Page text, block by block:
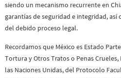
siendo un mecanismo recurrente en
garantías de seguridad e integridad,
del debido proceso legal.
Recordamos que México es Estado
Tortura y Otros Tratos o Penas
las Naciones Unidas, del Protocolo